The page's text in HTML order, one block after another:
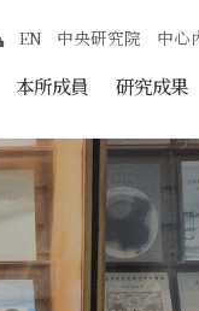
本所成員 研究成果
網站導覽
EN 中央研究院 中心